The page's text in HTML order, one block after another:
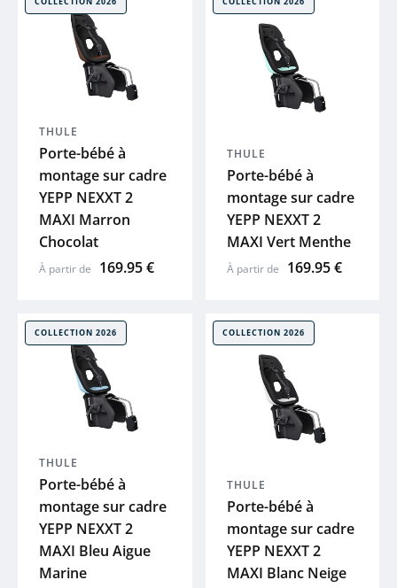
BBB
ADRIS
THULE
Porte-bébé à
montage sur cadre
YEPP NEXXT 2
MAXI Marron
Chocolat
À partir de 169.95 €
THULE
Porte-bébé à
montage sur cadre
YEPP NEXXT 2
MAXI Vert Menthe
À partir de 169.95 €
COLLECTION 2026
THULE
Porte-bébé à
montage sur cadre
YEPP NEXXT 2
MAXI Bleu Aigue
Marine
COLLECTION 2026
THULE
Porte-bébé à
montage sur cadre
YEPP NEXXT 2
MAXI Blanc Neige